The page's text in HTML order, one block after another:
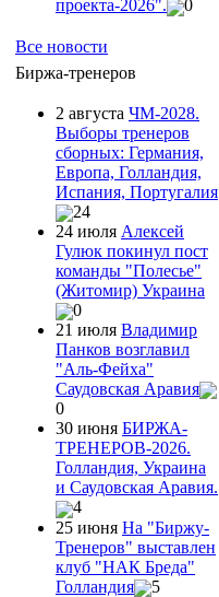
проекта-2026".
0
Все новости
Биржа-тренеров
2 августа ЧМ-2028.
Выборы тренеров
сборных: Германия,
Европа, Голландия,
Испания, Португалия
24
24 июля Алексей
Гулюк покинул пост
команды "Полесье"
(Житомир) Украина
0
21 июля Владимир
Панков возглавил
"Аль-Фейха"
Саудовская Аравия
0
30 июня БИРЖА-
ТРЕНЕРОВ-2026.
Голландия, Украина
и Саудовская Аравия.
4
25 июня На "Биржу-
Тренеров" выставлен
клуб "НАК Бреда"
Голландия
5